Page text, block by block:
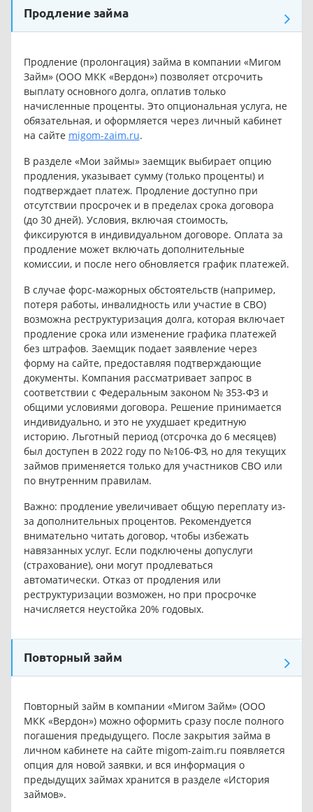
Продление займа
Продление (пролонгация) займа в компании «Мигом
Займ» (ООО МКК «Вердон») позволяет отсрочить
выплату основного долга, оплатив только
начисленные проценты. Это опциональная услуга, не
обязательная, и оформляется через личный кабинет
на сайте migom-zaim.ru.
В разделе «Мои займы» заемщик выбирает опцию
продления, указывает сумму (только проценты) и
подтверждает платеж. Продление доступно при
отсутствии просрочек и в пределах срока договора
(до 30 дней). Условия, включая стоимость,
фиксируются в индивидуальном договоре. Оплата за
продление может включать дополнительные
комиссии, и после него обновляется график платежей.
В случае форс-мажорных обстоятельств (например,
потеря работы, инвалидность или участие в СВО)
возможна реструктуризация долга, которая включает
продление срока или изменение графика платежей
без штрафов. Заемщик подает заявление через
форму на сайте, предоставляя подтверждающие
документы. Компания рассматривает запрос в
соответствии с Федеральным законом № 353-ФЗ и
общими условиями договора. Решение принимается
индивидуально, и это не ухудшает кредитную
историю. Льготный период (отсрочка до 6 месяцев)
был доступен в 2022 году по №106-ФЗ, но для текущих
займов применяется только для участников СВО или
по внутренним правилам.
Важно: продление увеличивает общую переплату из-
за дополнительных процентов. Рекомендуется
внимательно читать договор, чтобы избежать
навязанных услуг. Если подключены допуслуги
(страхование), они могут продлеваться
автоматически. Отказ от продления или
реструктуризации возможен, но при просрочке
начисляется неустойка 20% годовых.
Повторный займ
Повторный займ в компании «Мигом Займ» (ООО
МКК «Вердон») можно оформить сразу после полного
погашения предыдущего. После закрытия займа в
личном кабинете на сайте migom-zaim.ru появляется
опция для новой заявки, и вся информация о
предыдущих займах хранится в разделе «История
займов».